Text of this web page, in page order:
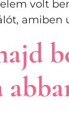
volt
amiben